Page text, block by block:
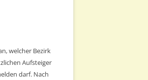
welcher Bezirk
Aufsteiger
darf. Nach